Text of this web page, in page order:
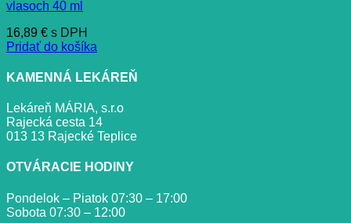
vlasoch 40 ml
16,89 € s DPH
Pridať do košíka
KAMENNÁ LEKÁREŇ
Lekáreň MÁRIA, s.r.o
Rajecká cesta 14
013 13 Rajecké Teplice
OTVÁRACIE HODINY
Pondelok – Piatok 07:30 – 17:00
Sobota 07:30 – 12:00